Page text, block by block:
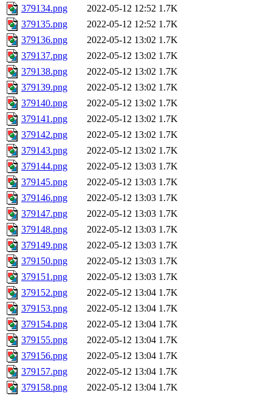
379134.png
2022-05-12 12:52 1.7K
379135.png
2022-05-12 12:52 1.7K
379136.png
2022-05-12 13:02 1.7K
379137.png
2022-05-12 13:02 1.7K
379138.png
2022-05-12 13:02 1.7K
379139.png
2022-05-12 13:02 1.7K
379140.png
2022-05-12 13:02 1.7K
379141.png
2022-05-12 13:02 1.7K
379142.png
2022-05-12 13:02 1.7K
379143.png
2022-05-12 13:02 1.7K
379144.png
2022-05-12 13:03 1.7K
379145.png
2022-05-12 13:03 1.7K
379146.png
2022-05-12 13:03 1.7K
379147.png
2022-05-12 13:03 1.7K
379148.png
2022-05-12 13:03 1.7K
379149.png
2022-05-12 13:03 1.7K
379150.png
2022-05-12 13:03 1.7K
379151.png
2022-05-12 13:03 1.7K
379152.png
2022-05-12 13:04 1.7K
379153.png
2022-05-12 13:04 1.7K
379154.png
2022-05-12 13:04 1.7K
379155.png
2022-05-12 13:04 1.7K
379156.png
2022-05-12 13:04 1.7K
379157.png
2022-05-12 13:04 1.7K
379158.png
2022-05-12 13:04 1.7K